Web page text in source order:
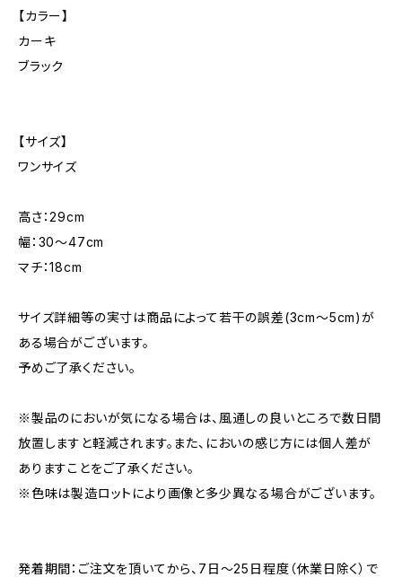
【カラー】
カーキ
ブラック
【サイズ】
ワンサイズ
高さ：29cm
幅：30〜47cm
マチ：18cm
サイズ詳細等の実寸は商品によって若干の誤差(3cm〜5cm)が
ある場合がございます。
予めご了承ください。
※製品のにおいが気になる場合は、風通しの良いところで数日間
放置しますと軽減されます。また、においの感じ方には個人差が
ありますことをご了承ください。
※色味は製造ロットにより画像と多少異なる場合がございます。
発着期間：ご注文を頂いてから、7日〜25日程度（休業日除く）で